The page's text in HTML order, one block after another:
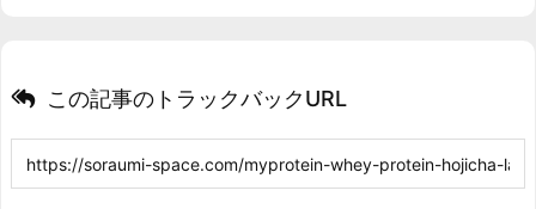
この記事のトラックバックURL